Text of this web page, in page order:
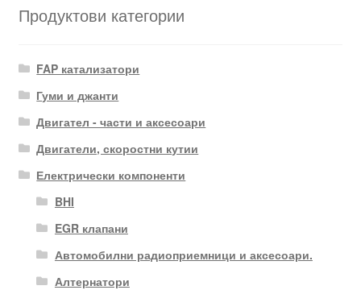
Продуктови категории
FAP катализатори
Гуми и джанти
Двигател - части и аксесоари
Двигатели, скоростни кутии
Електрически компоненти
BHI
EGR клапани
Автомобилни радиоприемници и аксесоари.
Алтернатори